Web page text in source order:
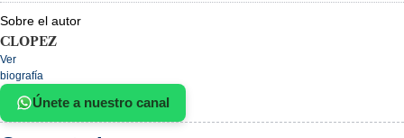
Sobre el autor
CLOPEZ
Ver
biografía
Únete a nuestro canal